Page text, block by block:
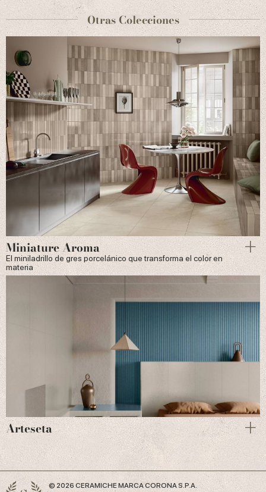
Otras Colecciones
Miniature Aroma
El miniladrillo de gres porcelánico que transforma el color en
materia
Arteseta
© 2026 CERAMICHE MARCA CORONA S.P.A.